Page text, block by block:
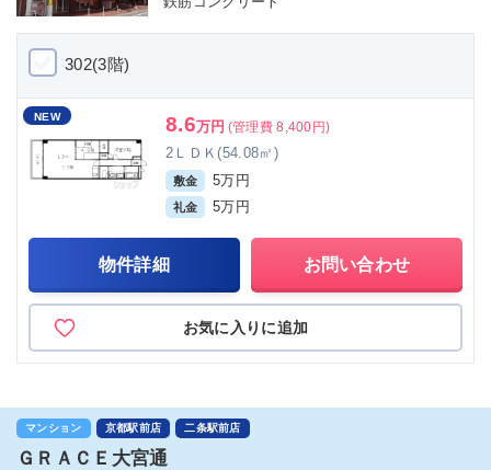
302(3階)
NEW 8.6万円 (管理費 8,400円)
2ＬＤＫ(54.08㎡)
敷金 5万円
礼金 5万円
物件詳細 お問い合わせ
お気に入りに追加
マンション 京都駅前店 二条駅前店
ＧＲＡＣＥ大宮通